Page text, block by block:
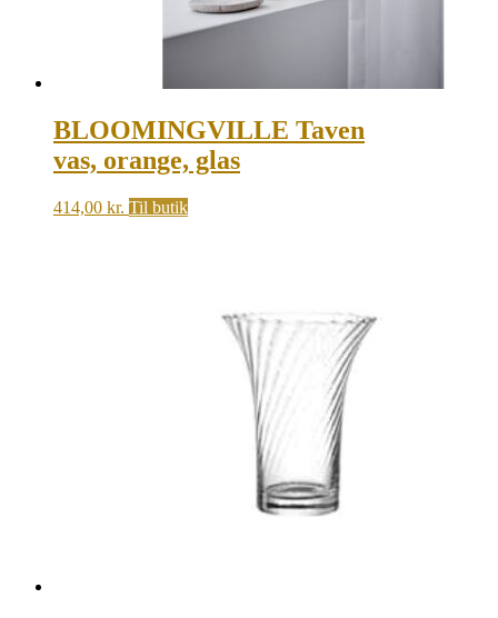
BLOOMINGVILLE Taven
vas, orange, glas
414,00 kr. Til butik